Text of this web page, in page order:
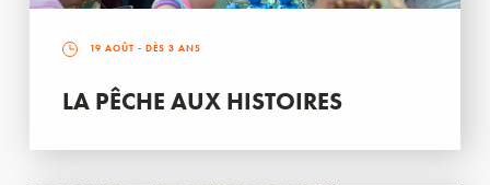
19 AOÛT - DÈS 3 ANS
LA PÊCHE AUX HISTOIRES